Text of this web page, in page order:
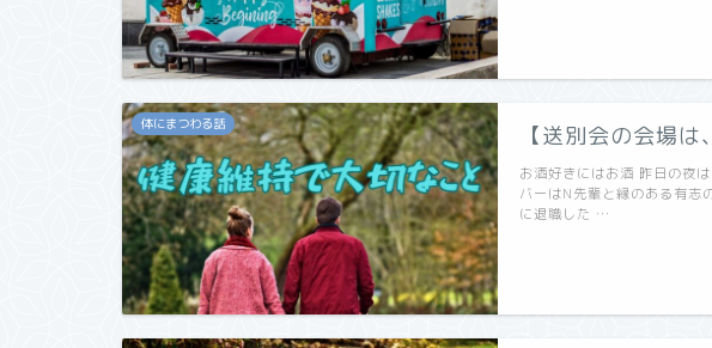
体にまつわる話 【送別会の会場
お酒好きにはお酒 昨日の夜
バーはN先輩と縁のある有志
に退職した …